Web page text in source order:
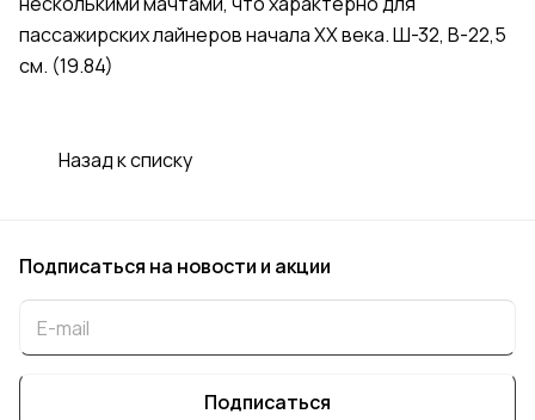
пассажирских лайнеров начала XX века. Ш-32, В-22,5
см. (19.84)
Назад к списку
Подписаться на новости и акции
Подписаться